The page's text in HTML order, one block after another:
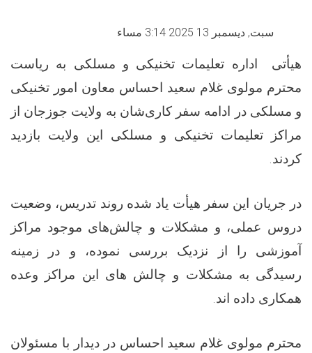
سبت, ديسمبر 13 2025 3:14 مساء
هیأتی اداره تعلیمات تخنیکی و مسلکی به ریاست
محترم مولوی غلام سعید احساس معاون امور تخنیکی
و مسلکی در ادامه سفر کاری‌شان به ولایت جوزجان از
مراکز تعلیمات تخنیکی و مسلکی این ولایت بازدید
کردند.
در جریان این سفر هیأت یاد شده روند تدریس، وضعیت
دروس عملی، و مشکلات و چالش‌های موجود مراکز
آموزشی را از نزدیک بررسی نموده، و در زمینه
رسیدگی به مشکلات و چالش های این مراکز وعده
همکاری داده اند.
محترم مولوی غلام سعید احساس در دیدار با مسئولان